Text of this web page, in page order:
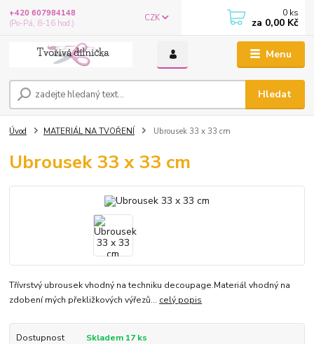
Menu
CZK
Hledat
+420 607984148
(Po-Pá, 8-16 hod.)
0 ks
za 0,00 Kč
Úvod MATERIÁL NA TVOŘENÍ Ubrousek 33 x 33 cm
Ubrousek 33 x 33 cm
Třívrstvý ubrousek vhodný na techniku decoupage.Materiál vhodný na
zdobení mých překližkových výřezů... celý popis
Dostupnost Skladem 17 ks